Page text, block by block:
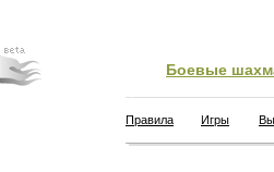
Боевые
Правила Игры